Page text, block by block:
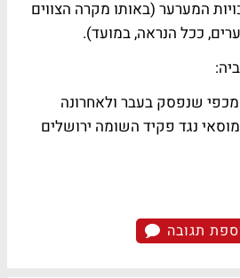
המערער (באותו מקרה הצווים
ככל הנראה, במועד).
מכפי שנפסק בעבר ולאחרונה
בנימין מוסאי נגד פקיד השומה ירושלים
תגובה